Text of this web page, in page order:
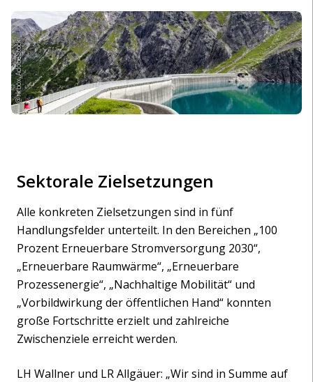
@rkbox_AdobeStock
Sektorale Zielsetzungen
Alle konkreten Zielsetzungen sind in fünf
Handlungsfelder unterteilt. In den Bereichen „100
Prozent Erneuerbare Stromversorgung 2030“,
„Erneuerbare Raumwärme“, „Erneuerbare
Prozessenergie“, „Nachhaltige Mobilität“ und
„Vorbildwirkung der öffentlichen Hand“ konnten
große Fortschritte erzielt und zahlreiche
Zwischenziele erreicht werden.
LH Wallner und LR Allgäuer: „Wir sind in Summe auf